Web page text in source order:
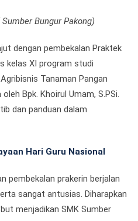
Bungur Pakong)
dengan pembekalan Praktek
kelas XI program studi
Tanaman Pangan
Bpk. Khoirul Umam, S.PSi.
dan panduan dalam
Hari Guru Nasional
pembekalan prakerin berjalan
sangat antusias. Diharapkan
menjadikan SMK Sumber